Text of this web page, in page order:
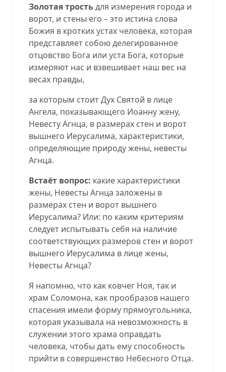
Золотая тростьдля измерения города и
ворот, и стены его – это истина слова
Божия в кротких устах человека, которая
представляет собою делегированное
отцовство Бога или уста Бога, которые
измеряют нас и взвешивает наш вес на
весах правды,
за которым стоит Дух Святой в лице
Ангела, показывающего Иоанну жену,
Невесту Агнца, в размерах стен и ворот
вышнего Иерусалима, характеристики,
определяющие природу жены, невесты
Агнца.
Встаёт вопрос: какие характеристики
жены, Невесты Агнца заложены в
размерах стен и ворот вышнего
Иерусалима? Или: по каким критериям
следует испытывать себя на наличие
соответствующих размеров стен и ворот
вышнего Иерусалима в лице жены,
Невесты Агнца?
Я напомню, что как ковчег Ноя, так и
храм Соломона, как прообразов нашего
спасения имели форму прямоугольника,
которая указывала на невозможность в
служении этого храма оправдать
человека, чтобы дать ему способность
прийти в совершенство Небесного Отца.